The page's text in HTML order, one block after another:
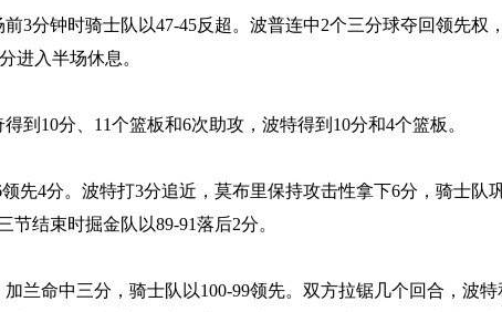
钟时骑士队以47-45反超。波普连中2个三分球夺回领先权
进入半场休息。
10分、11个篮板和6次助攻，波特得到10分和4个篮板。
4分。波特打3分追近，莫布里保持攻击性拿下6分，骑士队
结束时掘金队以89-91落后2分。
命中三分，骑士队以100-99领先。双方拉锯几个回合，波